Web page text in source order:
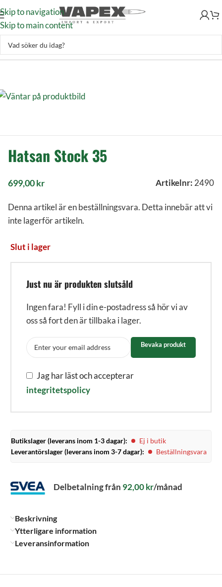
Skip to navigation
Skip to main content
Skytte–Luftvapen–Luftvapentillbehör–Stockar–Hatsan Stock 35
Hatsan Stock 35
699,00kr Artikelnr: 2490
Denna artikel är en beställningsvara. Detta innebär att vi
inte lagerför artikeln.
Slut i lager
Just nu är produkten slutsåld
Ingen fara! Fyll i din e-postadress så hör vi av
oss så fort den är tillbaka i lager.
Bevaka produkt
Jag har läst och accepterar
integritetspolicy
Butikslager (leverans inom 1-3 dagar):
Ej i butik
Leverantörslager (leverans inom 3-7 dagar):
Beställningsvara
Delbetalning från 92,00kr/månad
Beskrivning
Ytterligare information
Leveransinformation